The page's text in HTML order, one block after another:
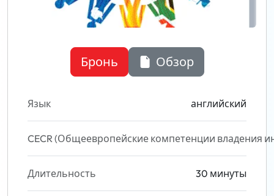
Бронь Обзор
Язык английский
CECR (Общеевропейские компетенции владения
Длительность 30 минуты